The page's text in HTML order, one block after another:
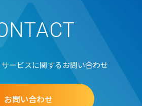
ービスに関するお問い合わせ
お問い合わせ